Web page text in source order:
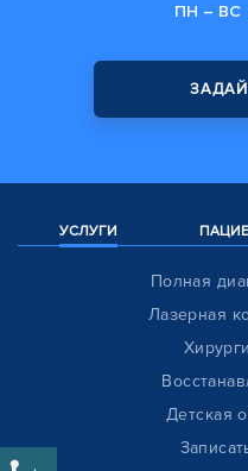
ПН – ВС
УСЛУГИ
Полная
Лазерная
Детская